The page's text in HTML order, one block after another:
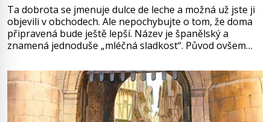
Ta dobrota se jmenuje dulce de leche a možná už jste ji
objevili v obchodech. Ale nepochybujte o tom, že doma
připravená bude ještě lepší. Název je španělský a
znamená jednoduše „mléčná sladkost“. Původ ovšem
pře hned několik latinskoamerických zemí a k tomu
Francie, kde se traduje,